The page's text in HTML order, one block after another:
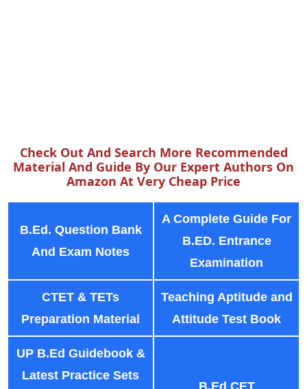
Check Out And Search More Recommended
Material And Guide By Our Expert Authors On
Amazon At Very Cheap Price
B.Ed. Question Bank
And Exam Notes
A Complete Guide For
B.ED. Entrance
Examination
CTET & TETs
Preparation Material
Teaching Aptitude and
Attitude Test Book
UP B.Ed Guidebook &
Latest Practice Sets
B.Ed CET